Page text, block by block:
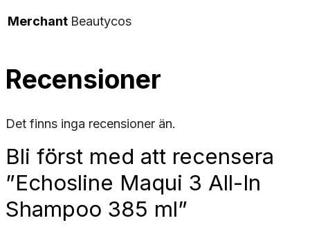
Merchant Beautycos
Recensioner
Det finns inga recensioner än.
Bli först med att recensera
”Echosline Maqui 3 All-In
Shampoo 385 ml”